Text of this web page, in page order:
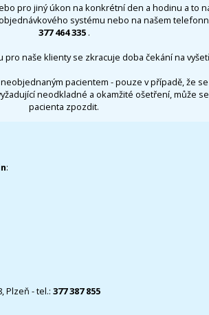
pro jiný úkon na konkrétní den a hodinu a to
systému nebo na našem
377 464 335 .
naše klienty se zkracuje doba čekání na
pacientem - pouze v případě, že
neodkladné a okamžité ošetření, může
pacienta zpozdit.
:
Plzeň - tel.: 377 387 855